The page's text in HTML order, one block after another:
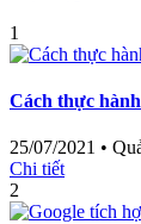
1
Cách thực
25/07/2021 •
Chi tiết
2